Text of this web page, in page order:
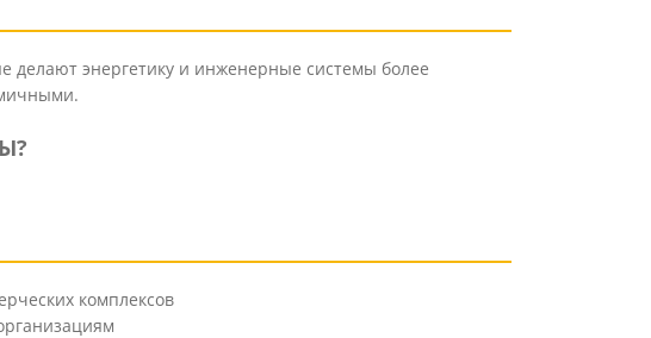
делают энергетику и инженерные системы более
комплексов